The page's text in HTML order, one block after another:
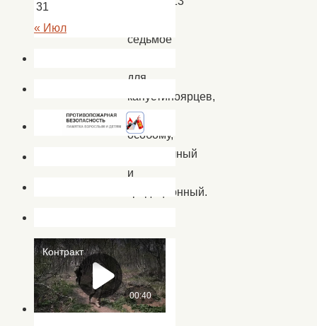
седьмое
для
капустиноярцев,
по
особому,
праздничный
и
традиционный.
и
в
этот
раз
31
« Июл